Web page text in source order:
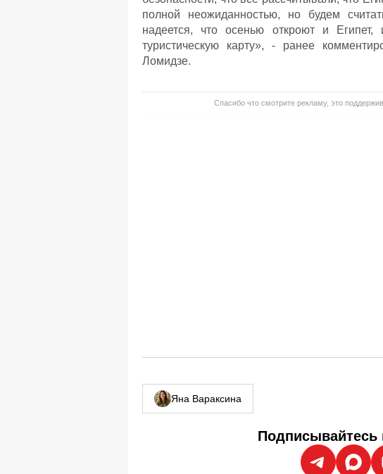
полной неожиданностью, но будем
надеется, что осенью откроют и
туристическую карту», - ранее
Ломидзе.
Спасибо что смотрите рекламу, это
Яна Вараксина
Подписывайтесь